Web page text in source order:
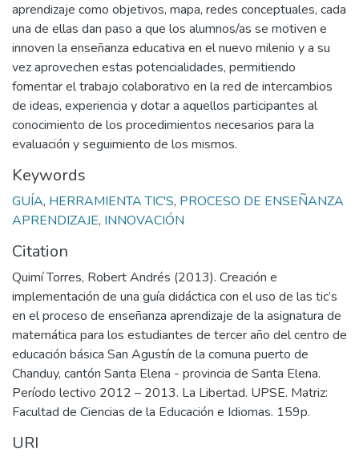
aprendizaje como objetivos, mapa, redes conceptuales, cada
una de ellas dan paso a que los alumnos/as se motiven e
innoven la enseñanza educativa en el nuevo milenio y a su
vez aprovechen estas potencialidades, permitiendo
fomentar el trabajo colaborativo en la red de intercambios
de ideas, experiencia y dotar a aquellos participantes al
conocimiento de los procedimientos necesarios para la
evaluación y seguimiento de los mismos.
Keywords
GUÍA, HERRAMIENTA TIC'S, PROCESO DE ENSEÑANZA
APRENDIZAJE, INNOVACIÓN
Citation
Quimí Torres, Robert Andrés (2013). Creación e
implementación de una guía didáctica con el uso de las tic’s
en el proceso de enseñanza aprendizaje de la asignatura de
matemática para los estudiantes de tercer año del centro de
educación básica San Agustín de la comuna puerto de
Chanduy, cantón Santa Elena - provincia de Santa Elena.
Período lectivo 2012 – 2013. La Libertad. UPSE. Matriz:
Facultad de Ciencias de la Educación e Idiomas. 159p.
URI